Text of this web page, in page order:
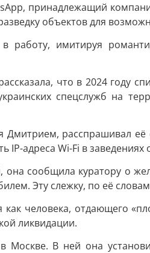
принадлежащий
объектов для
работу, имитируя
что в 2024 году
спецслужб на
Дмитрием, расспрашивал
адреса Wi-Fi в
она сообщила куратору о
Эту слежку, по её
как человека, отдающего
ликвидации.
Москве. В ней она